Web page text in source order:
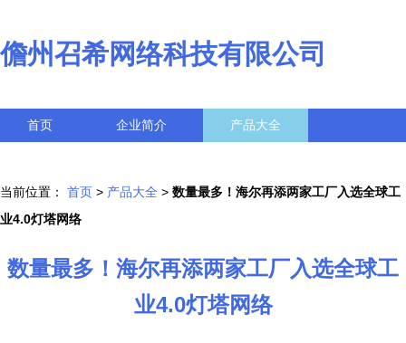
儋州召希网络科技有限公司
首页 企业简介 产品大全
当前位置： 首页 > 产品大全 > 数量最多！海尔再添两家工厂入选全球工
业4.0灯塔网络
数量最多！海尔再添两家工厂入选全球工
业4.0灯塔网络